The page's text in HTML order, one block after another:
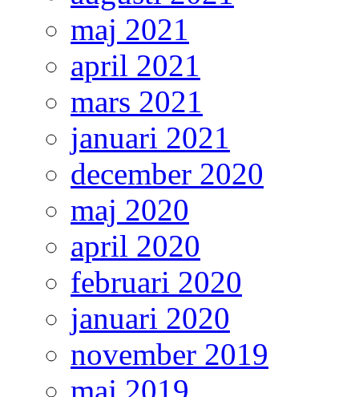
maj 2021
april 2021
mars 2021
januari 2021
december 2020
maj 2020
april 2020
februari 2020
januari 2020
november 2019
maj 2019